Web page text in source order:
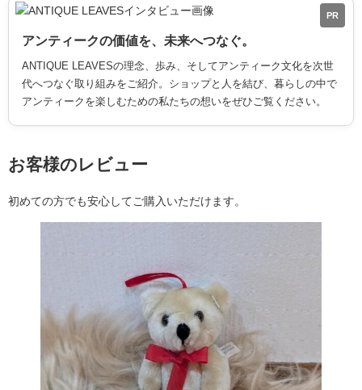
PR
アンティークの価値を、未来へつなぐ。
ANTIQUE LEAVESの理念、歩み、そしてアンティーク文化を次世
代へつなぐ取り組みをご紹介。ショップと人を結び、暮らしの中で
アンティークを楽しむための私たちの想いをぜひご覧ください。
お客様のレビュー
初めての方でも安心してご購入いただけます。